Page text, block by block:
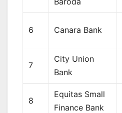
6 Canara Bank
7
City Union
Bank
8
Equitas Small
Finance Bank